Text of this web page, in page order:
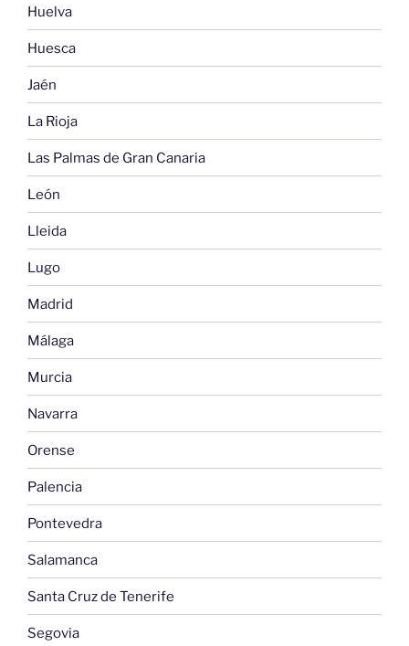
Huelva
Huesca
Jaén
La Rioja
Las Palmas de Gran Canaria
León
Lleida
Lugo
Madrid
Málaga
Murcia
Navarra
Orense
Palencia
Pontevedra
Salamanca
Santa Cruz de Tenerife
Segovia